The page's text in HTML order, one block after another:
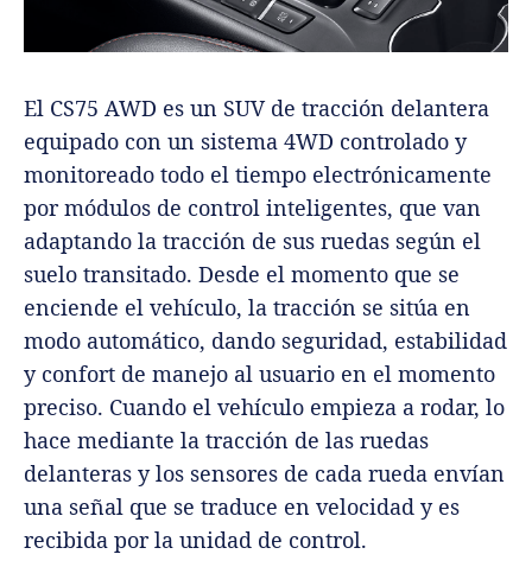
El CS75 AWD es un SUV de tracción delantera
equipado con un sistema 4WD controlado y
monitoreado todo el tiempo electrónicamente
por módulos de control inteligentes, que van
adaptando la tracción de sus ruedas según el
suelo transitado. Desde el momento que se
enciende el vehículo, la tracción se sitúa en
modo automático, dando seguridad, estabilidad
y confort de manejo al usuario en el momento
preciso. Cuando el vehículo empieza a rodar, lo
hace mediante la tracción de las ruedas
delanteras y los sensores de cada rueda envían
una señal que se traduce en velocidad y es
recibida por la unidad de control.